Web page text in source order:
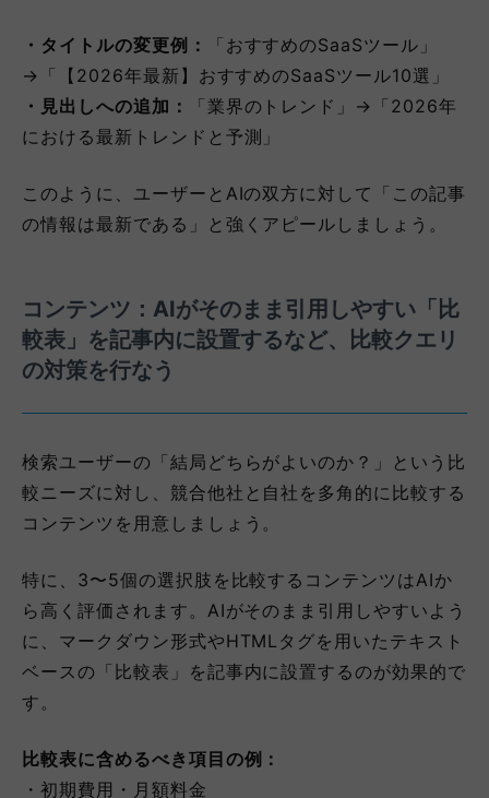
・タイトルの変更例：
「おすすめのSaaSツール」
→「【2026年最新】おすすめのSaaSツール10選」
・見出しへの追加：
「業界のトレンド」→「2026年
における最新トレンドと予測」
このように、ユーザーとAIの双方に対して「この記事
の情報は最新である」と強くアピールしましょう。
コンテンツ：AIがそのまま引用しやすい「比
較表」を記事内に設置するなど、比較クエリ
の対策を行なう
検索ユーザーの「結局どちらがよいのか？」という比
較ニーズに対し、競合他社と自社を多角的に比較する
コンテンツを用意しましょう。
特に、3〜5個の選択肢を比較するコンテンツはAIか
ら高く評価されます。AIがそのまま引用しやすいよう
に、マークダウン形式やHTMLタグを用いたテキスト
ベースの「比較表」を記事内に設置するのが効果的で
す。
比較表に含めるべき項目の例：
・初期費用・月額料金